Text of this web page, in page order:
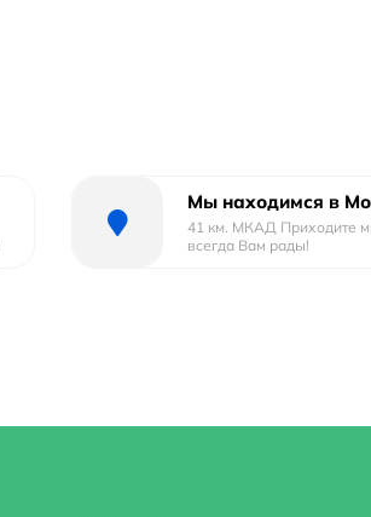
Мы находимся в
41 км. МКАД Приходите
всегда Вам рады!